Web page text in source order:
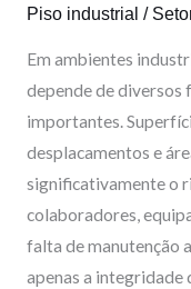
Piso industrial /
Em ambientes
depende de diversos
importantes.
desplacamentos e
significativamente o
colaboradores,
falta de manutenção
apenas a integridade
ambientes